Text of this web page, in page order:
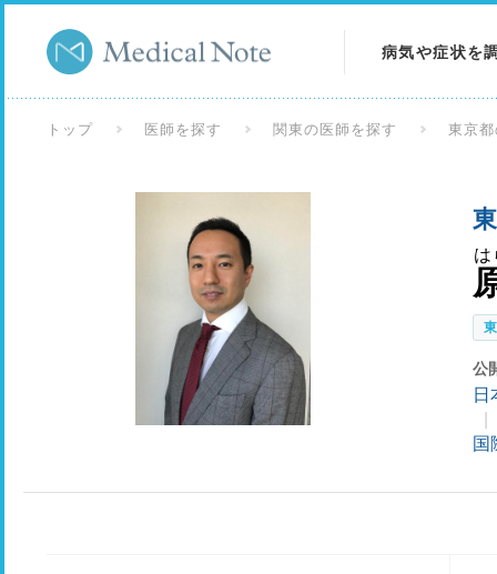
病気や症状を
検査を調べる
トップ 医師を探す 関東の医師を探す 東京
は
公
日
国